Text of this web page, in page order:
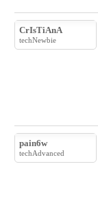
CrIsTiAnA
techNewbie
pain6w
techAdvanced